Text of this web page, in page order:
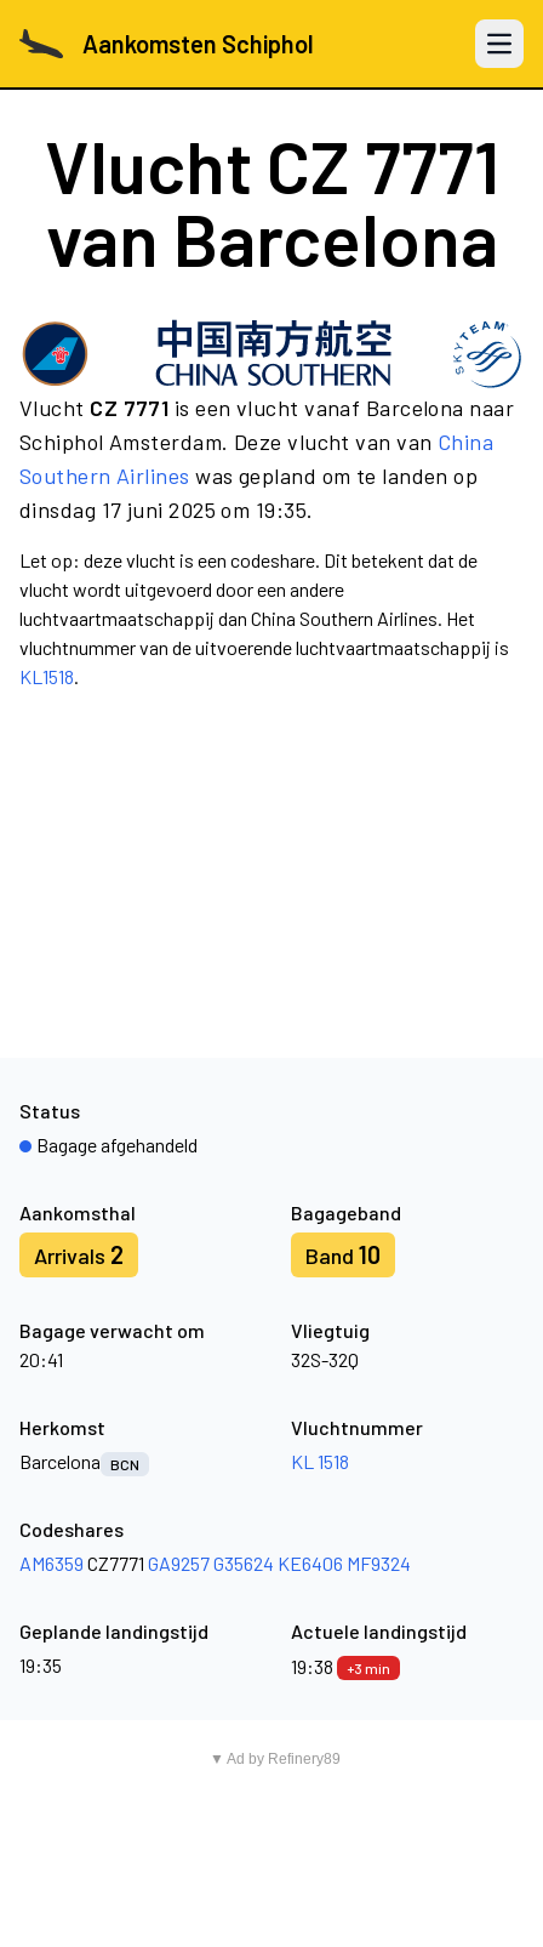
Aankomsten Schiphol Open
Vlucht CZ 7771
van Barcelona
Vlucht CZ 7771 is een vlucht vanaf Barcelona naar
Schiphol Amsterdam. Deze vlucht van van China
Southern Airlines was gepland om te landen op
dinsdag 17 juni 2025 om 19:35.
Let op: deze vlucht is een codeshare. Dit betekent dat de
vlucht wordt uitgevoerd door een andere
luchtvaartmaatschappij dan China Southern Airlines. Het
vluchtnummer van de uitvoerende luchtvaartmaatschappij is
KL1518.
Aankomsthal
Arrivals 2
Bagageband
Band 10
Bagage verwacht om
20:41
Vliegtuig
32S-32Q
Status
Bagage afgehandeld
Herkomst
Barcelona
BCN
Vluchtnummer
KL 1518
Codeshares
AM6359 CZ7771 GA9257G35624 KE6406 MF9324
Geplande landingstijd
19:35
Actuele landingstijd
19:38
+3 min
▼ Ad by Refinery89